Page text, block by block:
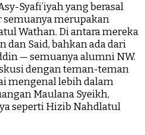
Syafi’iyah yang berasal
merupakan
Wathan. Di antara mereka
dan Said, bahkan ada dari
— semuanya alumni NW.
dengan teman-teman
mengenal lebih dalam
Maulana Syeikh,
seperti Hizib Nahdlatul